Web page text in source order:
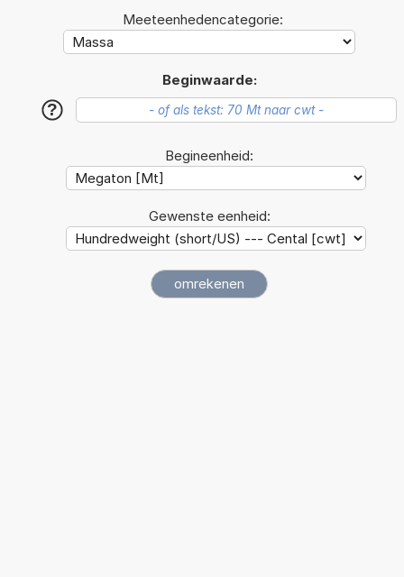
Meeteenhedencategorie:
Beginwaarde:
?
Begineenheid:
Gewenste eenheid: